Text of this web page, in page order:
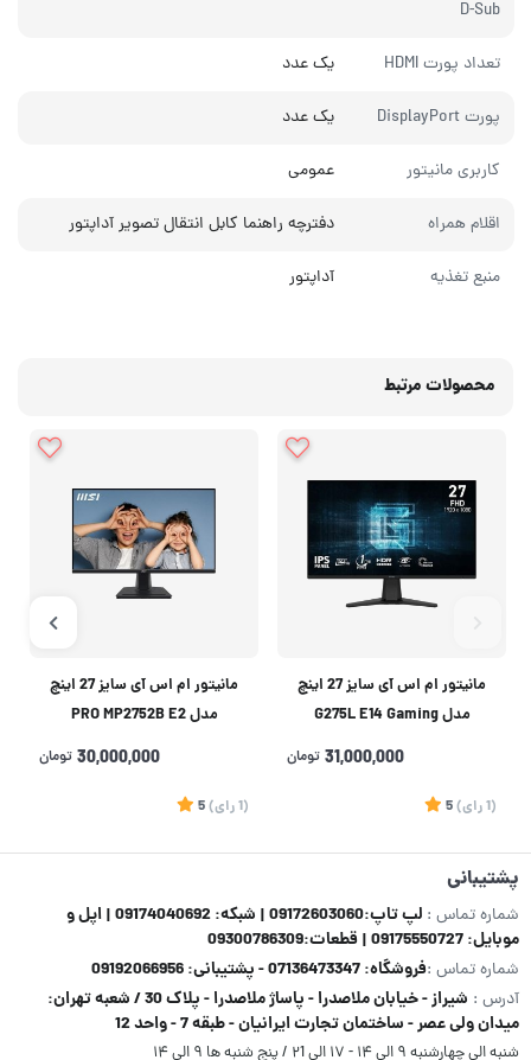
D-Sub
تعداد پورت HDMI یک عدد
پورت DisplayPort یک عدد
کاربری مانیتور عمومی
اقلام همراه دفترچه‌ راهنما کابل انتقال تصویر آداپتور
منبع تغذیه آداپتور
محصولات مرتبط
مانیتور ام اس آی سایز 27 اینچ
مدل G275L E14 Gaming
31,000,000 تومان
(1 رای)
5
مانیتور ام اس آی سایز 27 اینچ
مدل PRO MP2752B E2
30,000,000 تومان
(1 رای)
5
پشتیبانی
شماره تماس :
لپ تاپ:09172603060 | شبکه: 09174040692 | اپل و
موبایل: 09175550727 | قطعات:09300786309
شماره تماس :فروشگاه: 07136473347 - پشتیبانی: 09192066956
آدرس :
شیراز - خیابان ملاصدرا - پاساژ ملاصدرا - پلاک 30 / شعبه تهران:
میدان ولی عصر - ساختمان تجارت ایرانیان - طبقه 7 - واحد 12
شنبه الی چهارشنبه ۹ الی ۱۴ - ۱۷ الی ۲1 / پنج شنبه ها ۹ الی ۱۴